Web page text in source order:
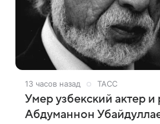
13 часов назад ТАСС
Умер узбекский актер
Абдуманнон